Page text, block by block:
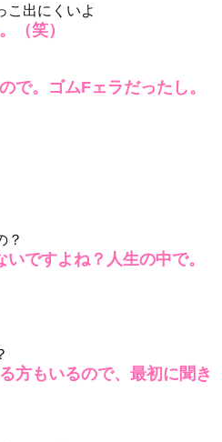
こ出にくいよ
（笑）
で。ゴムFェラだったし。
？
ですよね？人生の中で。
方もいるので、最初に聞き